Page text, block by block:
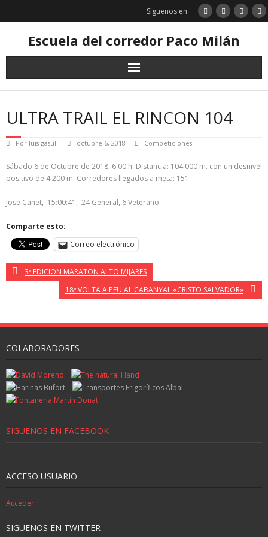
Síguenos en
Escuela del corredor Paco Milán
ULTRA TRAIL EL RINCON 104
Por luis gasull octubre 6, 2018 Competiciones
Sábado 6 de Octubre de 2018, 6:00 h. Distancia: 104.000 m. con un desnivel
positivo de 4.200 m. Corredores llegados a meta: 151.
Jose Canet, 15:00:41, 24 General, 6 Veterano
Comparte esto:
Correo electrónico
3ª EDICION MARATON ALTO MIJARES
18ª VOLTA A PEU AL CABANYAL «CRISTO SALVADOR»
COLABORADORES
SIGUENOS EN FACEBOOK
ACCESO USUARIO
Acceder
SIGUENOS EN TWITTER